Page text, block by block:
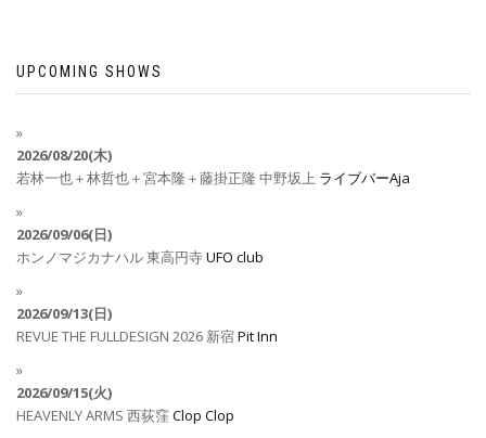
UPCOMING SHOWS
2026/08/20(木)
若林一也＋林哲也＋宮本隆＋藤掛正隆 中野坂上 ライブバーAja
2026/09/06(日)
ホンノマジカナハル東高円寺UFO club
2026/09/13(日)
REVUE THE FULLDESIGN 2026 新宿Pit Inn
2026/09/15(火)
HEAVENLY ARMS 西荻窪Clop Clop